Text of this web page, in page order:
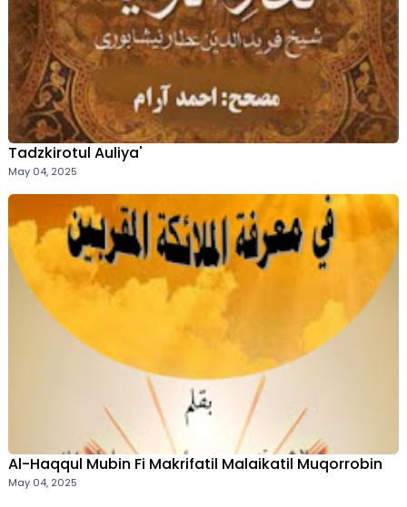
Tadzkirotul Auliya'
May 04, 2025
Al-Haqqul Mubin Fi Makrifatil Malaikatil Muqorrobin
May 04, 2025